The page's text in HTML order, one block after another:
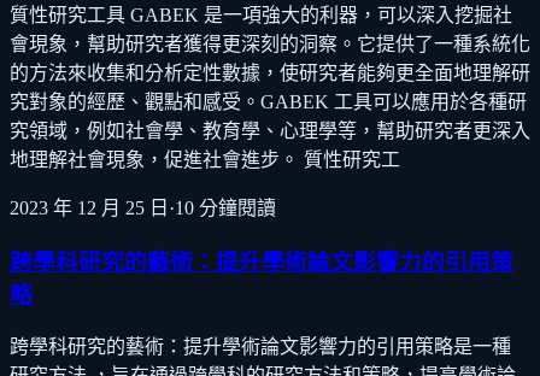
質性研究工具 GABEK 是一項強大的利器，可以深入挖掘社
會現象，幫助研究者獲得更深刻的洞察。它提供了一種系統化
的方法來收集和分析定性數據，使研究者能夠更全面地理解研
究對象的經歷、觀點和感受。GABEK 工具可以應用於各種研
究領域，例如社會學、教育學、心理學等，幫助研究者更深入
地理解社會現象，促進社會進步。 質性研究工
2023 年 12 月 25 日 ·10 分鐘閱讀
跨學科研究的藝術：提升學術論文影響力的引用策
略
跨學科研究的藝術：提升學術論文影響力的引用策略是一種